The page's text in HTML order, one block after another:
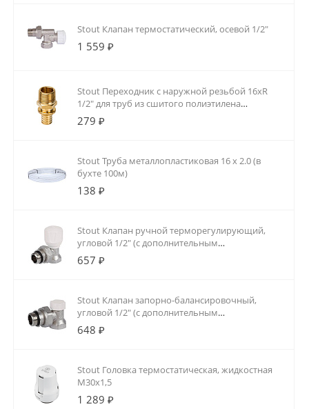
Stout Клапан термостатический, осевой 1/2"
1 559 ₽
Stout Переходник с наружной резьбой 16xR
1/2" для труб из сшитого полиэтилена
аксиальный
279 ₽
Stout Труба металлопластиковая 16 х 2.0 (в
бухте 100м)
138 ₽
Stout Клапан ручной терморегулирующий,
угловой 1/2" (с дополнительным
уплотнением)
657 ₽
Stout Клапан запорно-балансировочный,
угловой 1/2" (с дополнительным
уплотнением)
648 ₽
Stout Головка термостатическая, жидкостная
M30x1,5
1 289 ₽